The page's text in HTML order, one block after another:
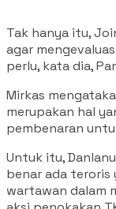
Tak hanya itu,
agar
perlu, kata dia,
Mirkas
merupakan hal
pembenaran
Untuk itu,
benar ada
wartawan dalam